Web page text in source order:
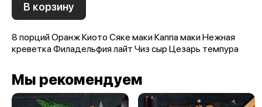
В корзину
8 порций Оранж Киото Сяке маки Каппа маки Нежная
креветка Филадельфия лайт Чиз сыр Цезарь темпура
Мы рекомендуем